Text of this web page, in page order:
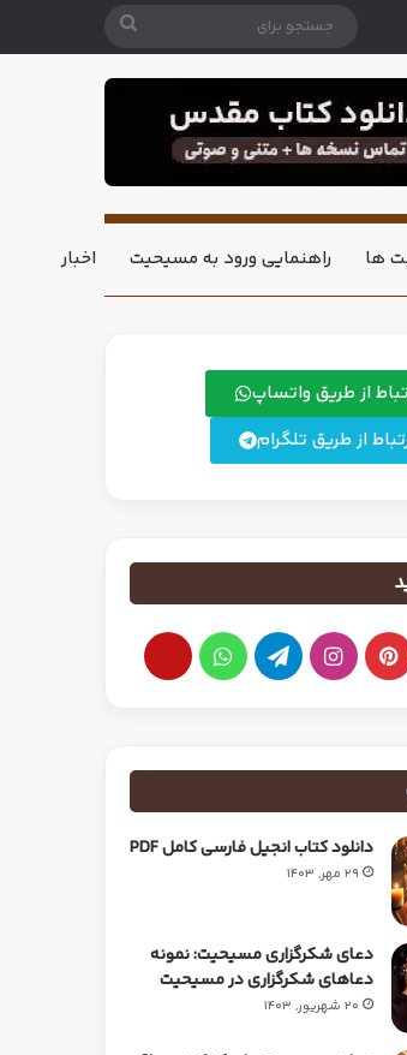
ها راهنمایی ورود به مسیحیت اخبار
از طریق واتساپ
از طریق تلگرام
دانلود کتاب انجیل فارسی کامل PDF
29 مهر, 1403
دعای شکرگزاری مسیحیت: نمونه
دعاهای شکرگزاری در مسیحیت
20 شهریور, 1403